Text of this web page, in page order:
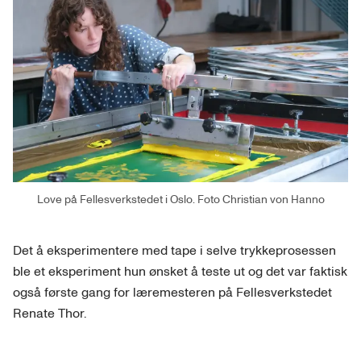
Love på Fellesverkstedet i Oslo. Foto Christian von Hanno
Det å eksperimentere med tape i selve trykkeprosessen
ble et eksperiment hun ønsket å teste ut og det var faktisk
også første gang for læremesteren på Fellesverkstedet
Renate Thor.